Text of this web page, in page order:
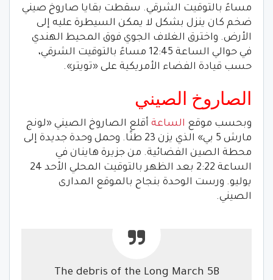
مساءً بالتوقيت الشرقي. سقطت بقايا صاروخ صيني
ضخم كان ينزل بشكل لا يمكن السيطرة عليه إلى
الأرض. واخترق الغلاف الجوي فوق المحيط الهندي
في حوالي الساعة 12:45 مساءً بالتوقيت الشرقي،
حسب قيادة الفضاء الأمريكية على «تويتر».
الصاروخ الصيني
وبحسب موقع الساعة أقلع الصاروخ الصيني «لونج
مارش 5 بي» الذي يزن 23 طنًا. وحمل وحدة جديدة إلى
محطة الصين الفضائية. من جزيرة هاينان في
الساعة 2:22 بعد الظهر بالتوقيت المحلي الأحد 24
يوليو. ورست الوحدة بنجاح بالموقع المدارى
الصيني.
The debris of the Long March 5B